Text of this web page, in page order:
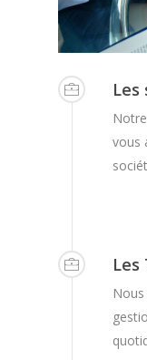
Les
vous
Les